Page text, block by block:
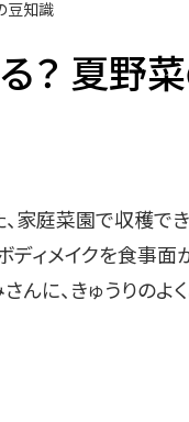
豆知識
？ 夏野
、家庭菜園で収穫
ディメイクを食事
んに、きゅうりの